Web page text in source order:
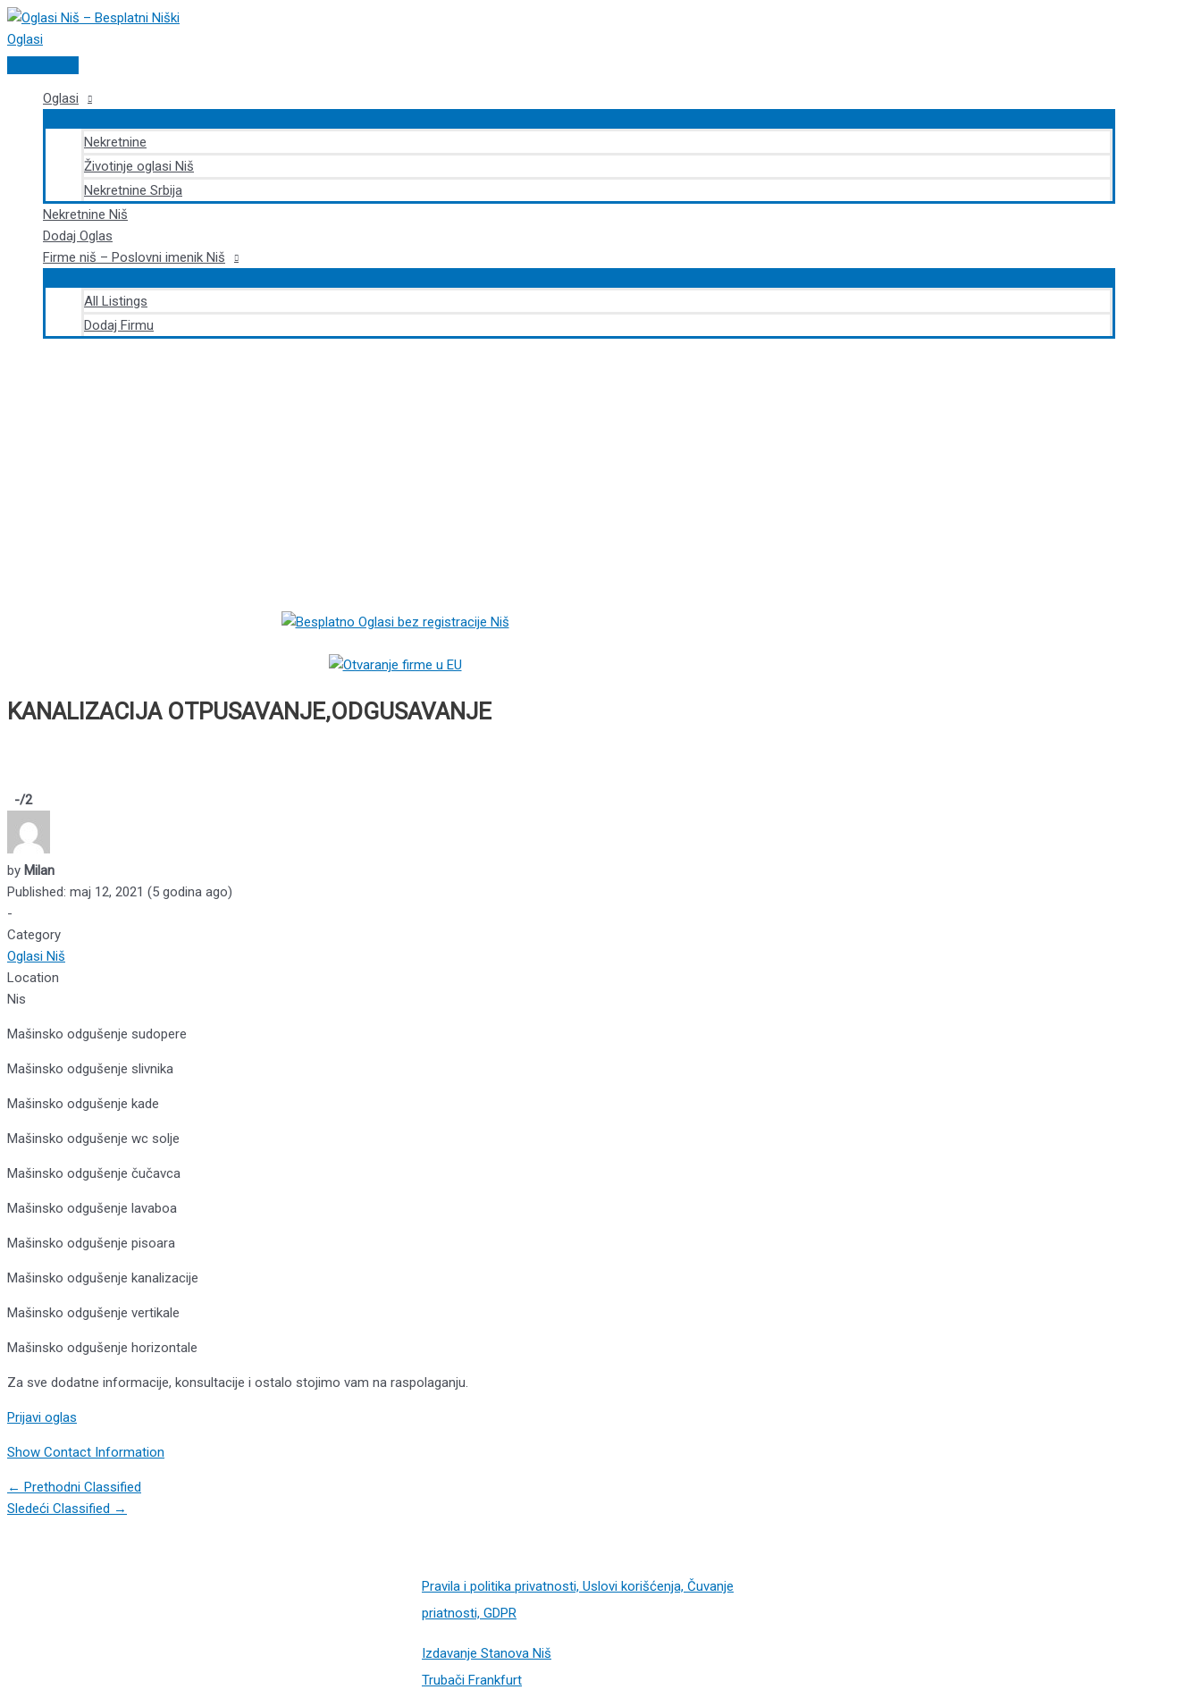
Pređi
na
sadržaj
Glavni
Oglasi
Nekretnine
Životinje oglasi Niš
Nekretnine Srbija
Nekretnine Niš
Dodaj Oglas
Firme niš – Poslovni imenik Niš
All Listings
Dodaj Firmu
KANALIZACIJA OTPUSAVANJE,ODGUSAVANJE
-/2
by Milan
Published: maj 12, 2021 (5 godina ago)
-
Category
Oglasi Niš
Location
Nis
Mašinsko odgušenje sudopere
Mašinsko odgušenje slivnika
Mašinsko odgušenje kade
Mašinsko odgušenje wc solje
Mašinsko odgušenje čučavca
Mašinsko odgušenje lavaboa
Mašinsko odgušenje pisoara
Mašinsko odgušenje kanalizacije
Mašinsko odgušenje vertikale
Mašinsko odgušenje horizontale
Za sve dodatne informacije, konsultacije i ostalo stojimo vam na raspolaganju.
Prijavi oglas
Show Contact Information
Post
navigation
← Prethodni Classified
Sledeći Classified →
Pravila i politika privatnosti, Uslovi korišćenja, Čuvanje
priatnosti, GDPR
Izdavanje Stanova Niš
Trubači Frankfurt